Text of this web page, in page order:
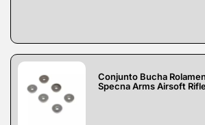
Conjunto Bucha
Specna Arms Airsoft